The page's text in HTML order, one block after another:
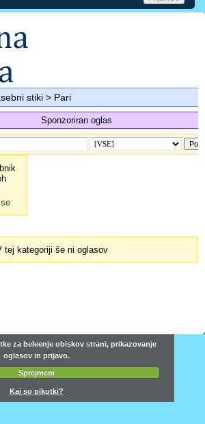
stiki > Pari
Sponzoriran oglas
tej kategoriji še ni oglasov
za beleenje obiskov strani, prikazovanje
oglasov in prijavo.
Sprejmem
Kaj so pikotki?